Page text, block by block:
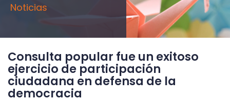
Noticias
Consulta popular fue un exitoso
ejercicio de participación
ciudadana en defensa de la
democracia